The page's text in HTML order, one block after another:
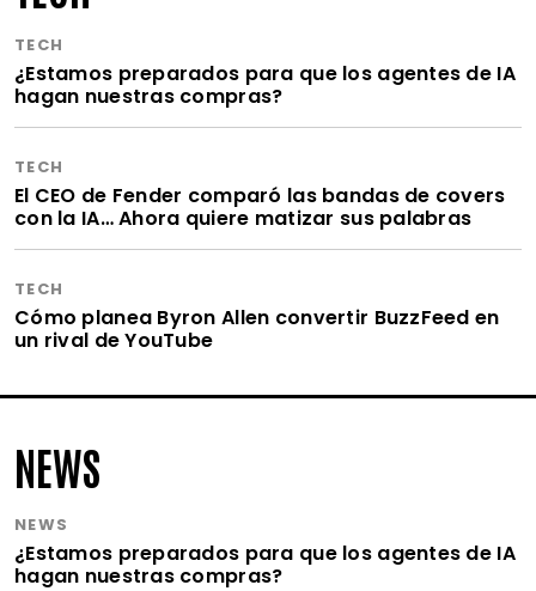
TECH
¿Estamos preparados para que los agentes de IA
hagan nuestras compras?
TECH
El CEO de Fender comparó las bandas de covers
con la IA… Ahora quiere matizar sus palabras
TECH
Cómo planea Byron Allen convertir BuzzFeed en
un rival de YouTube
NEWS
NEWS
¿Estamos preparados para que los agentes de IA
hagan nuestras compras?